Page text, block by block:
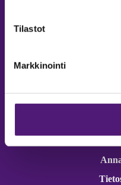
Tilastot
Markkinointi